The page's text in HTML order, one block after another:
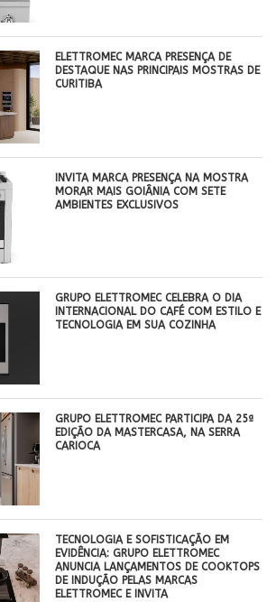
ELETTROMEC MARCA PRESENÇA DE
DESTAQUE NAS PRINCIPAIS MOSTRAS DE
CURITIBA
INVITA MARCA PRESENÇA NA MOSTRA
MORAR MAIS GOIÂNIA COM SETE
AMBIENTES EXCLUSIVOS
GRUPO ELETTROMEC CELEBRA O DIA
INTERNACIONAL DO CAFÉ COM ESTILO E
TECNOLOGIA EM SUA COZINHA
GRUPO ELETTROMEC PARTICIPA DA 25ª
EDIÇÃO DA MASTERCASA, NA SERRA
CARIOCA
TECNOLOGIA E SOFISTICAÇÃO EM
EVIDÊNCIA: GRUPO ELETTROMEC
ANUNCIA LANÇAMENTOS DE COOKTOPS
DE INDUÇÃO PELAS MARCAS
ELETTROMEC E INVITA